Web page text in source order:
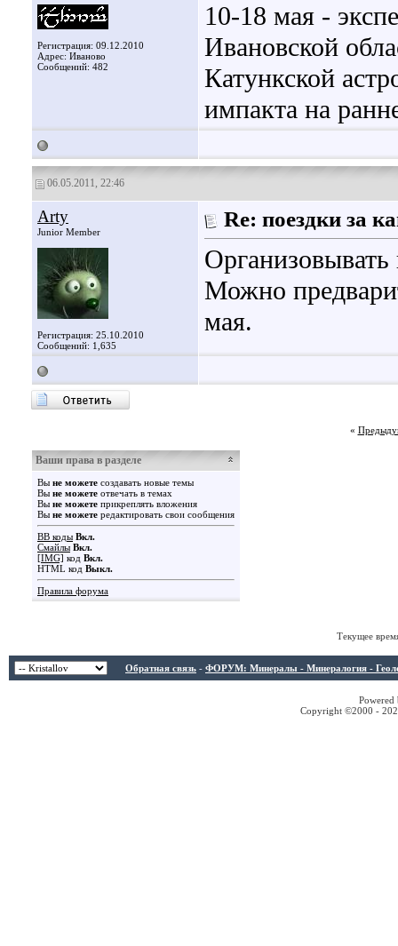
Регистрация: 09.12.2010
Адрес: Иваново
Сообщений: 482
10-18 мая -
Ивановской
Катункской
импакта на
06.05.2011, 22:46
Arty
Junior Member
Регистрация: 25.10.2010
Сообщений: 1,635
Re: поездки за
Можно
мая.
«
Ваши права в разделе
Вы не можете создавать новые темы
Вы не можете отвечать в темах
Вы не можете прикреплять вложения
Вы не можете редактировать свои сообщения
BB коды Вкл.
Смайлы Вкл.
[IMG] код Вкл.
HTML код Выкл.
Правила форума
Текущее
Обратная связь - ФОРУМ: Минералы - Минералогия -
Copyright ©2000 -